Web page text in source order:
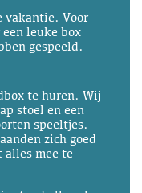
vakantie. Voor
leuke box
gespeeld.
te huren. Wij
stoel en een
speeltjes.
zich goed
alles mee te